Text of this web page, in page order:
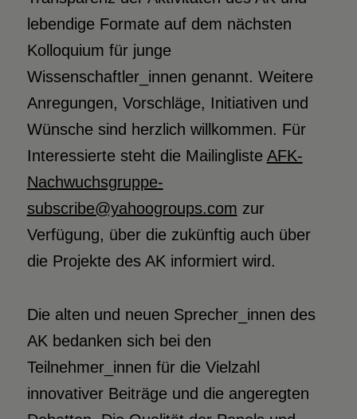
lebendige Formate auf dem nächsten
Kolloquium für junge
Wissenschaftler_innen genannt. Weitere
Anregungen, Vorschläge, Initiativen und
Wünsche sind herzlich willkommen. Für
Interessierte steht die Mailingliste AFK-
Nachwuchsgruppe-
subscribe@yahoogroups.com zur
Verfügung, über die zukünftig auch über
die Projekte des AK informiert wird.
Die alten und neuen Sprecher_innen des
AK bedanken sich bei den
Teilnehmer_innen für die Vielzahl
innovativer Beiträge und die angeregten